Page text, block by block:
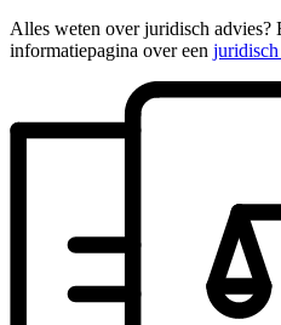
Alles weten over juridisch advies?
informatiepagina over een